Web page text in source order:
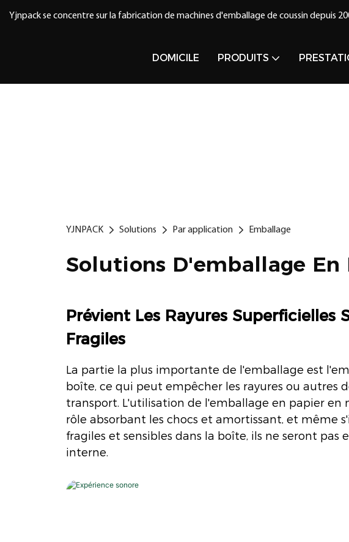
Yjnpack se concentre sur la fabrication de machines d'emballage de coussin depuis
DOMICILE PRODUITS
YJNPACK Solutions Par application Emballage
Solutions D'emballage En
Prévient Les Rayures Superficielles
Fragiles
La partie la plus importante de l'emballage est
boîte, ce qui peut empêcher les rayures ou autres
transport. L'utilisation de l'emballage en papier en
rôle absorbant les chocs et amortissant, et même
fragiles et sensibles dans la boîte, ils ne seront
interne.